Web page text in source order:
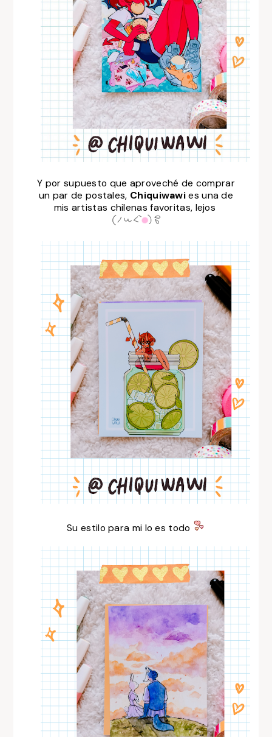
Y por supuesto que aproveché de comprar
un par de postales, Chiquiwawies una de
mis artistas chilenas favoritas, lejos
Su estilo para mi lo es todo